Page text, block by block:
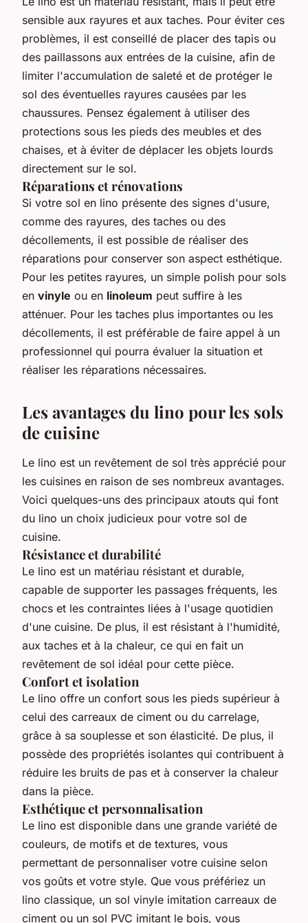
sensible aux rayures et aux taches. Pour éviter ces
problèmes, il est conseillé de placer des tapis ou
des paillassons aux entrées de la cuisine, afin de
limiter l'accumulation de saleté et de protéger le
sol des éventuelles rayures causées par les
chaussures. Pensez également à utiliser des
protections sous les pieds des meubles et des
chaises, et à éviter de déplacer les objets lourds
directement sur le sol.
Réparations et rénovations
Si votre sol en lino présente des signes d'usure,
comme des rayures, des taches ou des
décollements, il est possible de réaliser des
réparations pour conserver son aspect esthétique.
Pour les petites rayures, un simple polish pour sols
en vinyle ou en linoleum peut suffire à les
atténuer. Pour les taches plus importantes ou les
décollements, il est préférable de faire appel à un
professionnel qui pourra évaluer la situation et
réaliser les réparations nécessaires.
Les avantages du lino pour les sols
de cuisine
Le lino est un revêtement de sol très apprécié pour
les cuisines en raison de ses nombreux avantages.
Voici quelques-uns des principaux atouts qui font
du lino un choix judicieux pour votre sol de
cuisine.
Résistance et durabilité
Le lino est un matériau résistant et durable,
capable de supporter les passages fréquents, les
chocs et les contraintes liées à l'usage quotidien
d'une cuisine. De plus, il est résistant à l'humidité,
aux taches et à la chaleur, ce qui en fait un
revêtement de sol idéal pour cette pièce.
Confort et isolation
Le lino offre un confort sous les pieds supérieur à
celui des carreaux de ciment ou du carrelage,
grâce à sa souplesse et son élasticité. De plus, il
possède des propriétés isolantes qui contribuent à
réduire les bruits de pas et à conserver la chaleur
dans la pièce.
Esthétique et personnalisation
Le lino est disponible dans une grande variété de
couleurs, de motifs et de textures, vous
permettant de personnaliser votre cuisine selon
vos goûts et votre style. Que vous préfériez un
lino classique, un sol vinyle imitation carreaux de
ciment ou un sol PVC imitant le bois, vous